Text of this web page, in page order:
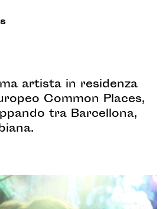
artista in residenza
Common Places,
tra Barcellona,